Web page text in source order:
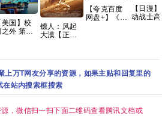
美国】校
之外 第一
克
镖人：风起
大漠【正式
霆锋｜武侠/
动作】 【蓝
光原盘
REMUX｜国
粤双语】夸
【夸克百度
网盘+】《小
+两部番外前
传系列原盘
REMUX国英
【日漫
动战士
【含第一
科幻】
上万T网友分享的资源，如果主贴和回复里的
在站内搜索框搜索
，微信扫一扫下面二维码查看腾讯文档或